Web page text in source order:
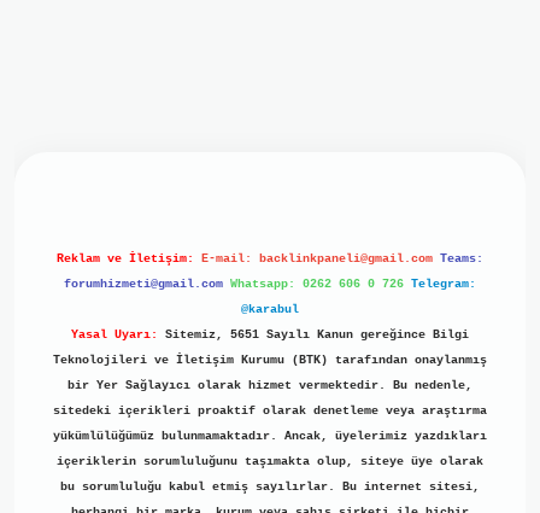
Reklam ve İletişim: E-mail: backlinkpaneli@gmail.com Teams:
forumhizmeti@gmail.com Whatsapp: 0262 606 0 726 Telegram:
@karabul
Yasal Uyarı:
Sitemiz, 5651 Sayılı Kanun gereğince Bilgi
Teknolojileri ve İletişim Kurumu (BTK) tarafından onaylanmış
bir Yer Sağlayıcı olarak hizmet vermektedir. Bu nedenle,
sitedeki içerikleri proaktif olarak denetleme veya araştırma
yükümlülüğümüz bulunmamaktadır. Ancak, üyelerimiz yazdıkları
içeriklerin sorumluluğunu taşımakta olup, siteye üye olarak
bu sorumluluğu kabul etmiş sayılırlar. Bu internet sitesi,